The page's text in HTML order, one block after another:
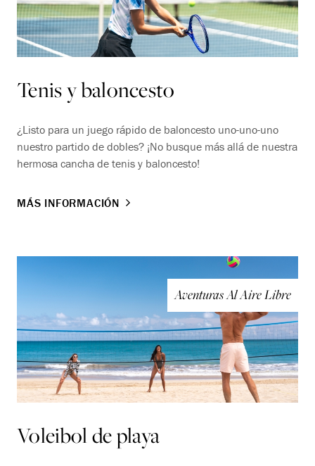
Tenis y baloncesto
¿Listo para un juego rápido de baloncesto uno-uno-uno
nuestro partido de dobles? ¡No busque más allá de nuestra
hermosa cancha de tenis y baloncesto!
MÁS INFORMACIÓN
Aventuras Al Aire Libre
Voleibol de playa